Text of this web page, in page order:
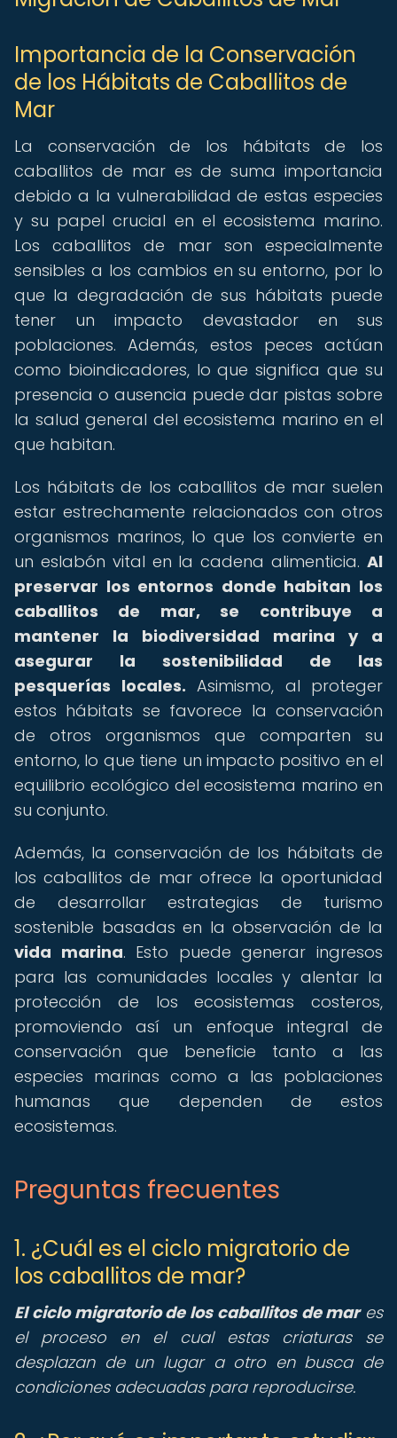
Importancia de la Conservación
de los Hábitats de Caballitos de
Mar
La conservación de los hábitats de los
caballitos de mar es de suma importancia
debido a la vulnerabilidad de estas especies
y su papel crucial en el ecosistema marino.
Los caballitos de mar son especialmente
sensibles a los cambios en su entorno, por lo
que la degradación de sus hábitats puede
tener un impacto devastador en sus
poblaciones. Además, estos peces actúan
como bioindicadores, lo que significa que su
presencia o ausencia puede dar pistas sobre
la salud general del ecosistema marino en el
que habitan.
Los hábitats de los caballitos de mar suelen
estar estrechamente relacionados con otros
organismos marinos, lo que los convierte en
un eslabón vital en la cadena alimenticia. Al
preservar los entornos donde habitan los
caballitos de mar, se contribuye a
mantener la biodiversidad marina y a
asegurar la sostenibilidad de las
pesquerías locales. Asimismo, al proteger
estos hábitats se favorece la conservación
de otros organismos que comparten su
entorno, lo que tiene un impacto positivo en el
equilibrio ecológico del ecosistema marino en
su conjunto.
Además, la conservación de los hábitats de
los caballitos de mar ofrece la oportunidad
de desarrollar estrategias de turismo
sostenible basadas en la observación de la
vida marina. Esto puede generar ingresos
para las comunidades locales y alentar la
protección de los ecosistemas costeros,
promoviendo así un enfoque integral de
conservación que beneficie tanto a las
especies marinas como a las poblaciones
humanas que dependen de estos
ecosistemas.
Preguntas frecuentes
1. ¿Cuál es el ciclo migratorio de
los caballitos de mar?
El ciclo migratorio de los caballitos de mares
el proceso en el cual estas criaturas se
desplazan de un lugar a otro en busca de
condiciones adecuadas para reproducirse.